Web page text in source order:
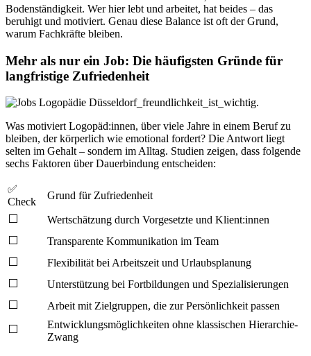
Bodenständigkeit. Wer hier lebt und arbeitet, hat beides – das
beruhigt und motiviert. Genau diese Balance ist oft der Grund,
warum Fachkräfte bleiben.
Mehr als nur ein Job: Die häufigsten Gründe für
langfristige Zufriedenheit
Was motiviert Logopäd:innen, über viele Jahre in einem Beruf zu
bleiben, der körperlich wie emotional fordert? Die Antwort liegt
selten im Gehalt – sondern im Alltag. Studien zeigen, dass folgende
sechs Faktoren über Dauerbindung entscheiden:
✅
Check
Grund für Zufriedenheit
⬜
Wertschätzung durch Vorgesetzte und Klient:innen
⬜
Transparente Kommunikation im Team
⬜
Flexibilität bei Arbeitszeit und Urlaubsplanung
⬜
Unterstützung bei Fortbildungen und Spezialisierungen
⬜
Arbeit mit Zielgruppen, die zur Persönlichkeit passen
⬜
Entwicklungsmöglichkeiten ohne klassischen Hierarchie-
Zwang